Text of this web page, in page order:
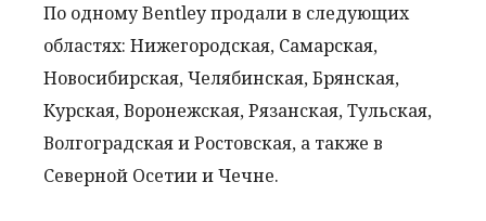
По одному Bentley продали в следующих
областях: Нижегородская, Самарская,
Новосибирская, Челябинская, Брянская,
Курская, Воронежская, Рязанская, Тульская,
Волгоградская и Ростовская, а также в
Северной Осетии и Чечне.